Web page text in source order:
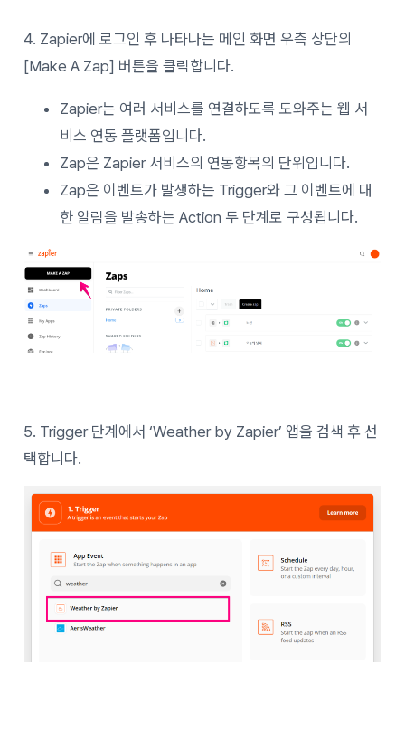
4. Zapier에 로그인 후 나타나는 메인 화면 우측 상단의
[Make A Zap] 버튼을 클릭합니다.
Zapier는 여러 서비스를 연결하도록 도와주는 웹 서
비스 연동 플랫폼입니다.
Zap은 Zapier 서비스의 연동항목의 단위입니다.
Zap은 이벤트가 발생하는 Trigger와 그 이벤트에 대
한 알림을 발송하는 Action 두 단계로 구성됩니다.
5. Trigger 단계에서 ‘Weather by Zapier’ 앱을 검색 후 선
택합니다.